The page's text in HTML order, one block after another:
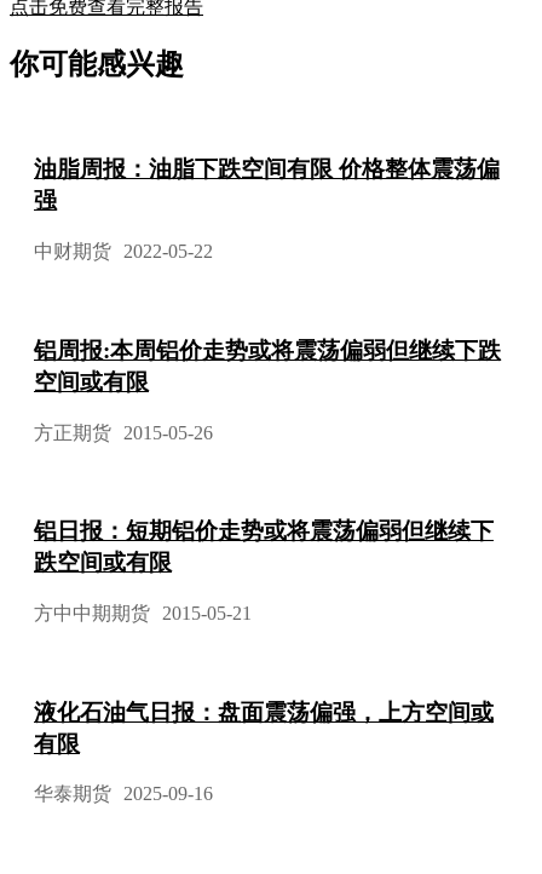
点击免费查看完整报告
你可能感兴趣
油脂周报：油脂下跌空间有限 价格整体震荡偏
强
中财期货 2022-05-22
铝周报:本周铝价走势或将震荡偏弱但继续下跌
空间或有限
方正期货 2015-05-26
铝日报：短期铝价走势或将震荡偏弱但继续下
跌空间或有限
方中中期期货 2015-05-21
液化石油气日报：盘面震荡偏强，上方空间或
有限
华泰期货 2025-09-16